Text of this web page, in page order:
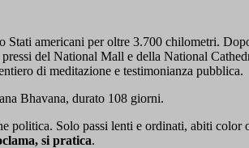
Stati americani per oltre 3.700 chilometri.
del National Mall e della National
di meditazione e testimonianza pubblica.
Bhavana, durato 108 giorni.
politica. Solo passi lenti e ordinati, abiti
si pratica.